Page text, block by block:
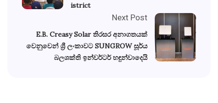
istrict
Next Post
E.B. Creasy Solar තිරසර අනාගතයක්
වෙනුවෙන් ශ්‍රී ලංකාවට SUNGROW සූර්ය
බලශක්ති ඉන්වර්ටර් හඳුන්වාදෙයි